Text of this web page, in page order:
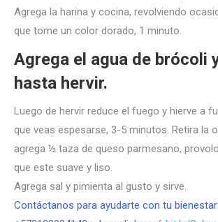
Agrega la harina y cocina, revolviendo
que tome un color dorado, 1 minuto.
Agrega el agua de brócoli
hasta hervir.
Luego de hervir reduce el fuego y hierve a
que veas espesarse, 3-5 minutos. Retira la
agrega ½ taza de queso parmesano,
que este suave y liso.
Agrega sal y pimienta al gusto y sirve.
Contáctanos para ayudarte con tu